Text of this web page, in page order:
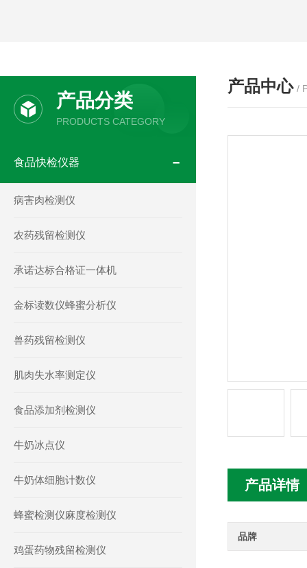
产品中心 /
产品详情
品牌
产品分类
PRODUCTS CATEGORY
食品快检仪器
病害肉检测仪
农药残留检测仪
承诺达标合格证一体机
金标读数仪蜂蜜分析仪
兽药残留检测仪
肌肉失水率测定仪
食品添加剂检测仪
牛奶冰点仪
牛奶体细胞计数仪
蜂蜜检测仪麻度检测仪
鸡蛋药物残留检测仪